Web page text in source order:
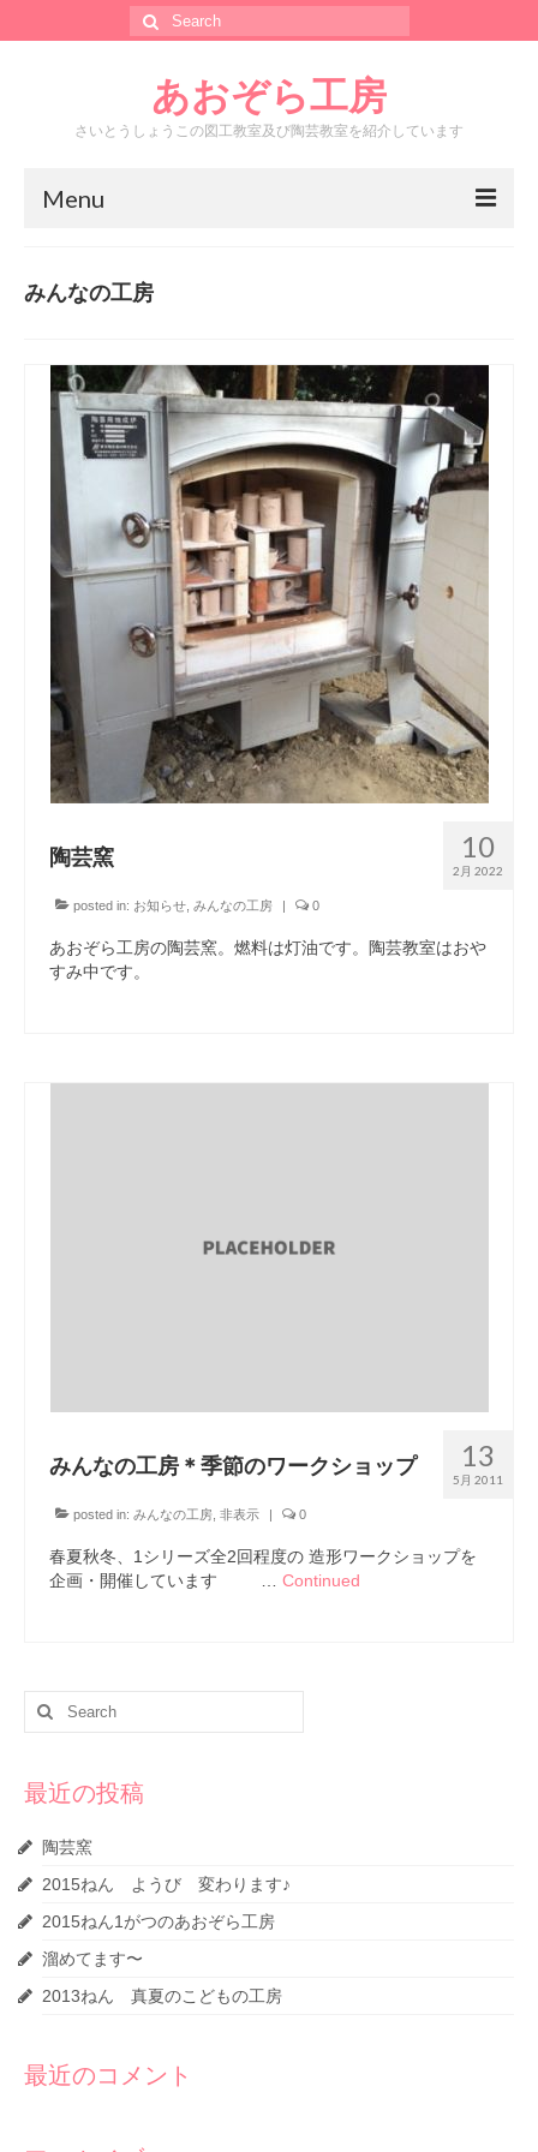
Search
for:
あおぞら工房
さいとうしょうこの図工教室及び陶芸教室を紹介しています
Menu
あおぞら工房って？
カレンダー
メール
工房水銀堂
みんなの工房
10
2月 2022
陶芸窯
posted in: お知らせ みんなの工房 | 0
あおぞら工房の陶芸窯。燃料は灯油です。陶芸教室はおや
すみ中です。
13
5月 2011
みんなの工房＊季節のワークショップ
posted in: みんなの工房 非表示 | 0
春夏秋冬、1シリーズ全2回程度の 造形ワークショップを
企画・開催しています … Continued
Search
for:
最近の投稿
陶芸窯
2015ねん ようび 変わります♪
2015ねん1がつのあおぞら工房
溜めてます〜
2013ねん 真夏のこどもの工房
最近のコメント